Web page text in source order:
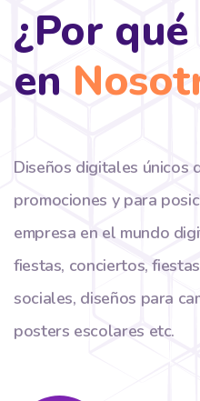
¿Por
en
Diseños digitales únicos
promociones y para
empresa en el mundo
fiestas, conciertos,
sociales, diseños para
posters escolares etc.